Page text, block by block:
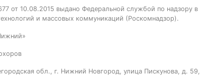
от 10.08.2015 выдано Федеральной службой по надзору в
и массовых коммуникаций (Роскомнадзор).
обл., г. Нижний Новгород, улица Пискунова, д. 59,